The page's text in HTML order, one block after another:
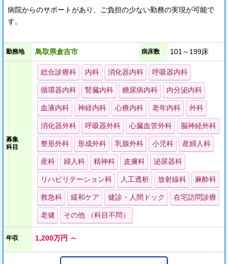
病院からのサポートがあり、ご負担の少ない勤務の実現が可能で
す。
残業や当直はなく、オンコールの免除もご相談できます。
勤務地 鳥取県倉吉市 病床数 101～199床
募集
科目
総合診療科 内科 消化器内科 呼吸器内科
循環器内科 腎臓内科 糖尿病内科 内分泌内科
血液内科 神経内科 心療内科 老年内科 外科
消化器外科 呼吸器外科 心臓血管外科 脳神経外科
整形外科 形成外科 乳腺外科 小児科 産婦人科
産科 婦人科 精神科 皮膚科 泌尿器科
リハビリテーション科 人工透析 放射線科 麻酔科
救急科 緩和ケア 健診・人間ドック 在宅訪問診療
老健 その他 （科目不問）
年収 1,200万円 ～